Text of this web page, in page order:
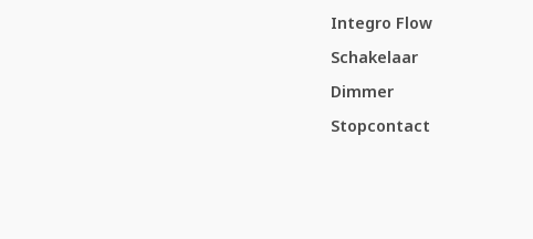
Integro Flow
Schakelaar
Dimmer
Stopcontact